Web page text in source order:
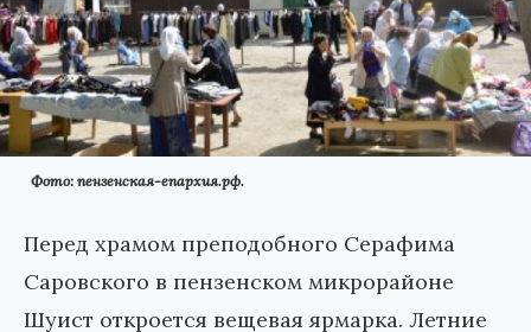
Фото: пензенская-епархия.рф.
Перед храмом преподобного Серафима
Саровского в пензенском микрорайоне
Шуист откроется вещевая ярмарка. Летние